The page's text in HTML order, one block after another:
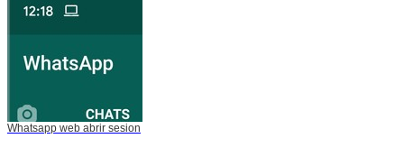
Whatsapp web abrir sesion